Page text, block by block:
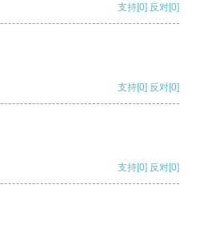
支持[0] 反对[0]
支持[0] 反对[0]
支持[0] 反对[0]